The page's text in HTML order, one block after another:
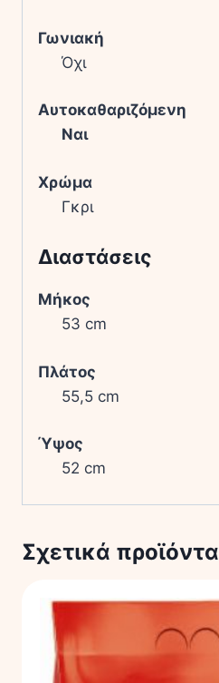
Γωνιακή
Όχι
Αυτοκαθαριζόμενη
Ναι
Χρώμα
Γκρι
Διαστάσεις
Μήκος
53 cm
Πλάτος
55,5 cm
Ύψος
52 cm
Σχετικά προϊόντα